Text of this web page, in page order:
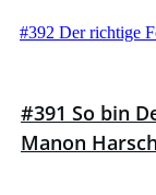
#392 Der richtige
#391 So bin
Manon